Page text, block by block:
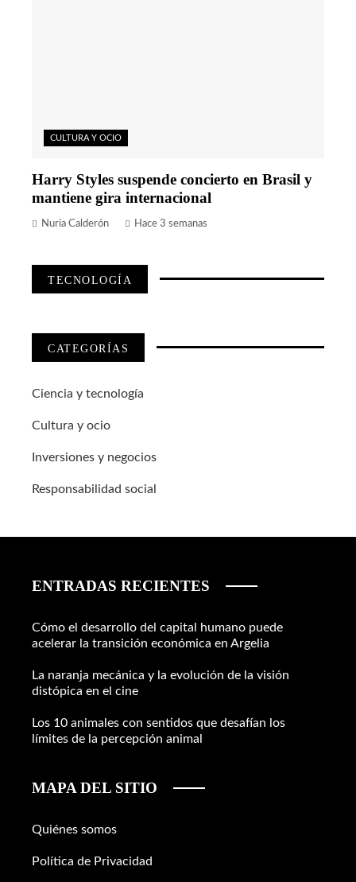
CULTURA Y OCIO
Harry Styles suspende concierto en Brasil y
mantiene gira internacional
Nuria Calderón Hace 3 semanas
TECNOLOGÍA
CATEGORÍAS
Ciencia y tecnología
Cultura y ocio
Inversiones y negocios
Responsabilidad social
ENTRADAS RECIENTES
Cómo el desarrollo del capital humano puede
acelerar la transición económica en Argelia
La naranja mecánica y la evolución de la visión
distópica en el cine
Los 10 animales con sentidos que desafían los
límites de la percepción animal
MAPA DEL SITIO
Quiénes somos
Política de Privacidad